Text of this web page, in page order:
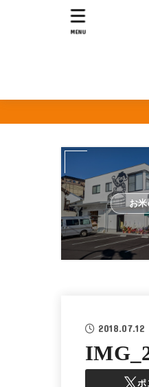
MENU
お
2018.07.12
ポ